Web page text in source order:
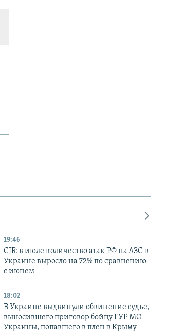
19:46
CIR: в июле количество атак РФ на АЗС в
Украине выросло на 72% по сравнению
с июнем
18:02
В Украине выдвинули обвинение судье,
выносившего приговор бойцу ГУР МО
Украины, попавшего в плен в Крыму